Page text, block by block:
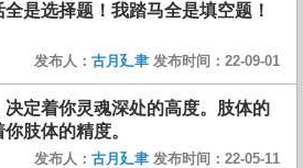
是选择题！我踏马全是填空题！
发布人： 古月廴聿 发布时间：22-09-01
决定着你灵魂深处的高度。肢体的
肢体的精度。
发布人： 古月廴聿 发布时间：22-05-11